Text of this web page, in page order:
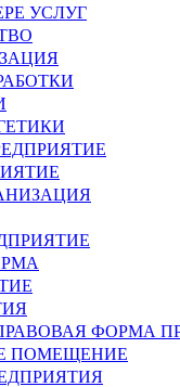
УСЛУГ
ФОРМА
ПОМЕЩЕНИЕ